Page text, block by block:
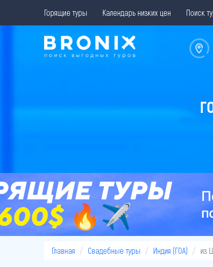
Горящие туры Календарь низких цен Поиск
Главная Свадебные туры Индия (ГОА) из